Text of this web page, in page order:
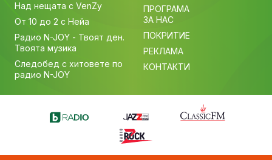
Над нещата с VenZy
От 10 до 2 с Нейа
Радио N-JOY - Твоят ден.
Твоята музика
Следобед с хитовете по
радио N-JOY
ПРОГРАМА
ЗА НАС
ПОКРИТИЕ
РЕКЛАМА
КОНТАКТИ